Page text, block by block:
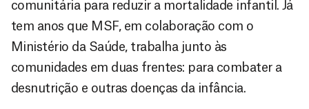
comunitária para reduzir a mortalidade infantil. Já
tem anos que MSF, em colaboração com o
Ministério da Saúde, trabalha junto às
comunidades em duas frentes: para combater a
desnutrição e outras doenças da infância.